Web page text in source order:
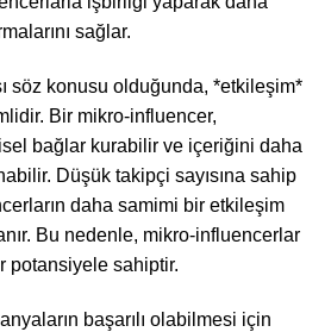
sağlar.
söz konusu olduğunda, *etkileşim*
Bir mikro-influencer,
bağlar kurabilir ve içeriğini daha
Düşük takipçi sayısına sahip
daha samimi bir etkileşim
Bu nedenle, mikro-influencerlar
potansiyele sahiptir.
başarılı olabilmesi için